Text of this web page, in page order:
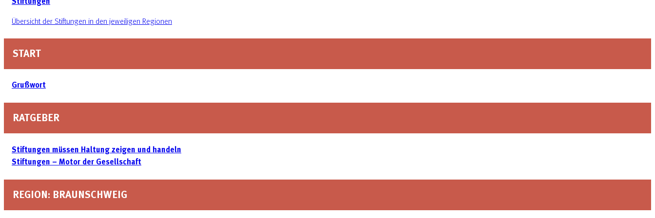
Stiftungen
Übersicht der Stiftungen in den jeweiligen Regionen
START
Grußwort
RATGEBER
Stiftungen müssen Haltung zeigen und handeln
Stiftungen – Motor der Gesellschaft
REGION: BRAUNSCHWEIG